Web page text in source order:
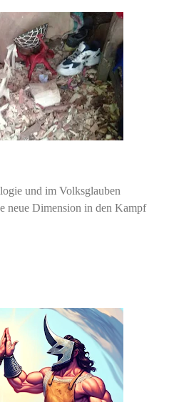
und im Volksglauben
neue Dimension in den Kampf